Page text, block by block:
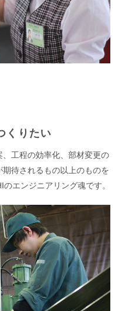
くりたい
工程の効率化、部材変更の
待されるもの以上のものを
のエンジニアリング魂です。